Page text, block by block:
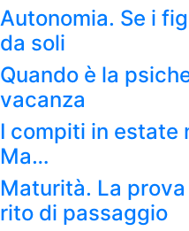
Autonomia. Se i
da soli
Quando è la
vacanza
I compiti in estate
Ma…
Maturità. La
rito di passaggio